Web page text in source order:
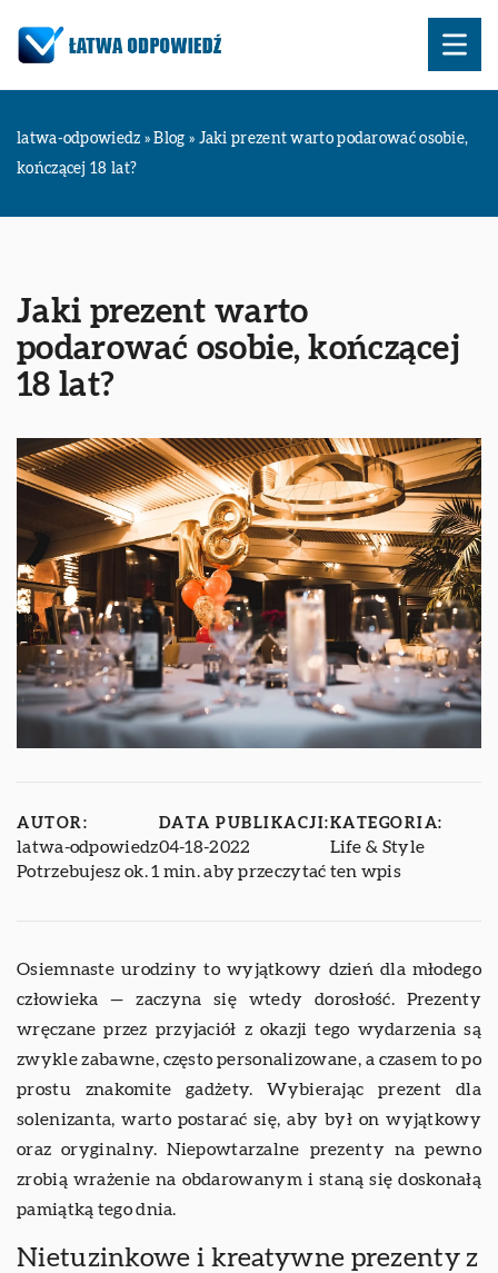
latwa-odpowiedz »Blog » Jaki prezent warto podarować osobie,
kończącej 18 lat?
Jaki prezent warto
podarować osobie, kończącej
18 lat?
AUTOR:
latwa-odpowiedz
DATA PUBLIKACJI:
04-18-2022
KATEGORIA:
Life & Style
Potrzebujesz ok. 1 min. aby przeczytać ten wpis
Osiemnaste urodziny to wyjątkowy dzień dla młodego
człowieka — zaczyna się wtedy dorosłość. Prezenty
wręczane przez przyjaciół z okazji tego wydarzenia są
zwykle zabawne, często personalizowane, a czasem to po
prostu znakomite gadżety. Wybierając prezent dla
solenizanta, warto postarać się, aby był on wyjątkowy
oraz oryginalny. Niepowtarzalne prezenty na pewno
zrobią wrażenie na obdarowanym i staną się doskonałą
pamiątką tego dnia.
Nietuzinkowe i kreatywne prezenty z